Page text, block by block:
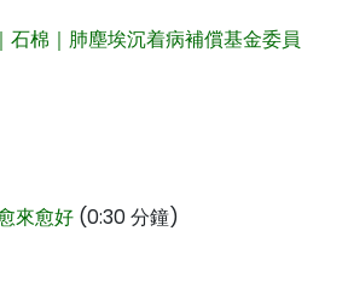
石棉｜肺塵埃沉着病補償基金委員
來愈好 (0:30 分鐘)